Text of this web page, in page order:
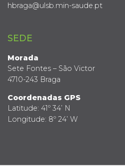
hbraga@ulsb.min-saude.pt
SEDE
Morada
Sete Fontes – São Victor
4710-243 Braga
Coordenadas GPS
Latitude: 41º 34’ N
Longitude: 8º 24’ W